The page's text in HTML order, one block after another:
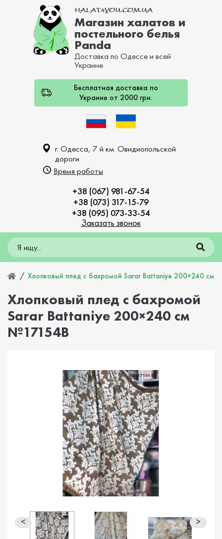
Магазин халатов и
постельного белья
Panda
Доставка по Одессе и всей
Украине
Бесплатная доставка по
Украине от 2000 грн.
г. Одесса, 7 й км. Овидиопольской
дороги
Время работы
+38 (067) 981-67-54
+38 (073) 317-15-79
+38 (095) 073-33-54
Заказать звонок
Хлопковый плед с бахромой Sarar Battaniye 200×240 см
Хлопковый плед с бахромой
Sarar Battaniye 200×240 см
№17154B
< >